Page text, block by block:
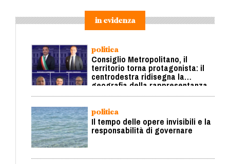
in evidenza
politica
Consiglio Metropolitano, il
territorio torna protagonista: il
centrodestra ridisegna la
geografia della rappresentanza
politica
Il tempo delle opere invisibili e la
responsabilità di governare